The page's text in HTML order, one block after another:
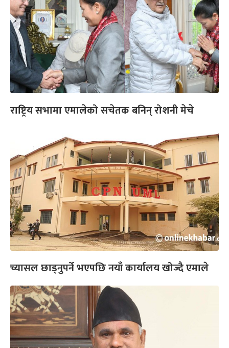
राष्ट्रिय सभामा एमालेको सचेतक बनिन् रोशनी मेचे
च्यासल छाड्नुपर्ने भएपछि नयाँ कार्यालय खोज्दै एमाले